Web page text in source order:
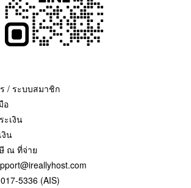
/ ระบบสมาชิก
อ
ะเงิน
งิน
ณ ที่จ่าย
5336 (AIS)